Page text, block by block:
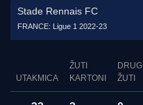
Stade Rennais FC
FRANCE: Ligue 1 2022-23
UTAKMICA
ŽUTI
KARTONI
DRUGI
ŽUTI